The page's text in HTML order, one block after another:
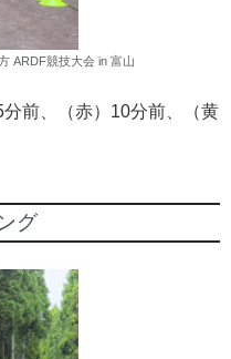
ARDF競技大会 in 富山
分前、（赤）10分前、（黄
グ